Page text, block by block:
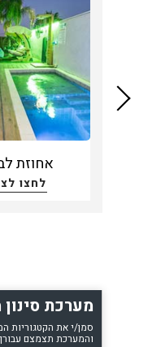
אחוזת
לחצו
מערכת
סמן/י את הקטגוריות
והמערכת תצמצם